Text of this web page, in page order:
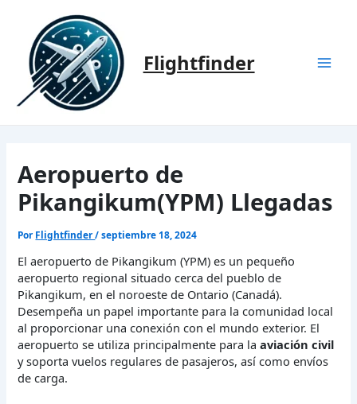
contenido
Flightfinder
Aeropuerto de
Pikangikum(YPM) Llegadas
Por Flightfinder/septiembre 18, 2024
El aeropuerto de Pikangikum (YPM) es un pequeño
aeropuerto regional situado cerca del pueblo de
Pikangikum, en el noroeste de Ontario (Canadá).
Desempeña un papel importante para la comunidad local
al proporcionar una conexión con el mundo exterior. El
aeropuerto se utiliza principalmente para laaviación civil
y soporta vuelos regulares de pasajeros, así como envíos
de carga.